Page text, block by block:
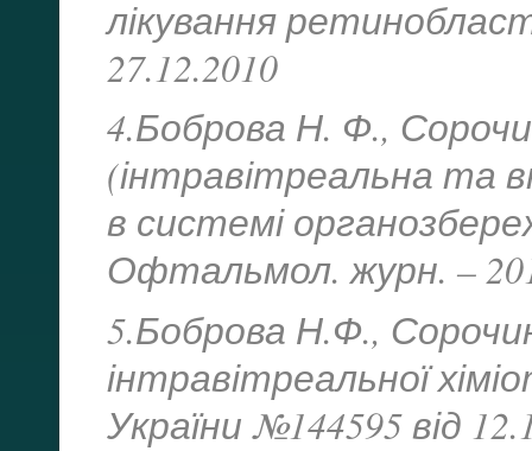
лікування
27.12.2010
4.Боброва Н. Ф.,
(інтравітреальна та
в системі
Офтальмол. журн. –
5.Боброва Н.Ф.,
інтравітреальної
України №144595 від